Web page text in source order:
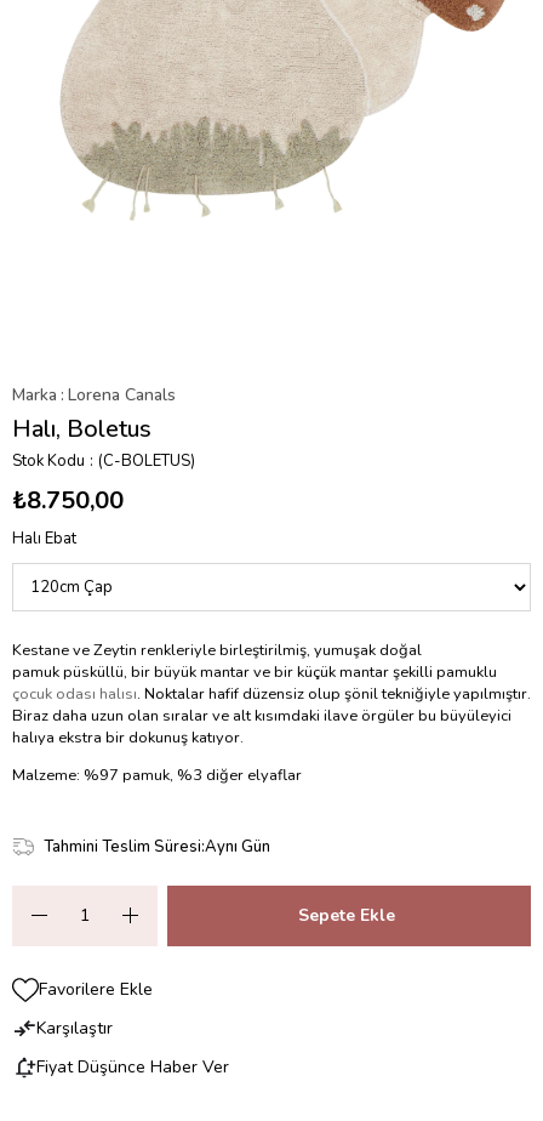
Marka : Lorena Canals
Halı, Boletus
Stok Kodu (C-BOLETUS)
₺8.750,00
Halı Ebat
Kestane ve Zeytin renkleriyle birleştirilmiş, yumuşak doğal
pamuk püsküllü, bir büyük mantar ve bir küçük mantar şekilli pamuklu
çocuk odası halısı. Noktalar hafif düzensiz olup şönil tekniğiyle yapılmıştır.
Biraz daha uzun olan sıralar ve alt kısımdaki ilave örgüler bu büyüleyici
halıya ekstra bir dokunuş katıyor.
Malzeme: %97 pamuk, %3 diğer elyaflar
Tahmini Teslim Süresi:Aynı Gün
Favorilere Ekle
Karşılaştır
Fiyat Düşünce Haber Ver